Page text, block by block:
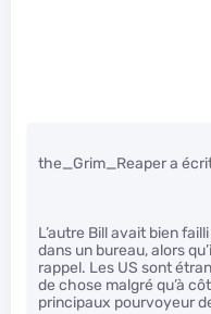
the_Grim_Reaper a
L’autre Bill avait bien
dans un bureau, alors
rappel. Les US sont
de chose malgré qu’à
principaux pourvoyeur